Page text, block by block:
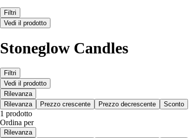
Filtri
Vedi il prodotto
Stoneglow Candles
Filtri
Vedi il prodotto
Rilevanza
Rilevanza
Prezzo crescente Prezzo decrescente Sconto
1 prodotto
Ordina per
Rilevanza